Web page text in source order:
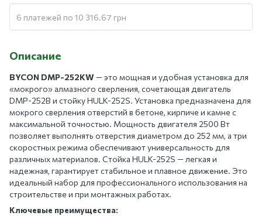
6 платежей по 10 316.67 грн
Описание
BYCON DMP-252KW— это мощная и удобная установка для
«мокрого» алмазного сверления, сочетающая двигатель
DMP-252B и стойку HULK-252S. Установка предназначена для
мокрого сверления отверстий в бетоне, кирпиче и камне с
максимальной точностью. Мощность двигателя 2500 Вт
позволяет выполнять отверстия диаметром до 252 мм, а три
скоростных режима обеспечивают универсальность для
различных материалов. Стойка HULK-252S — легкая и
надежная, гарантирует стабильное и плавное движение. Это
идеальный набор для профессионального использования на
строительстве и при монтажных работах.
Ключевые преимущества: